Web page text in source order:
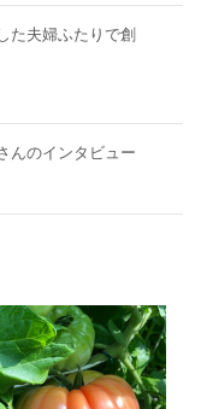
た夫婦ふたりで創
んのインタビュー